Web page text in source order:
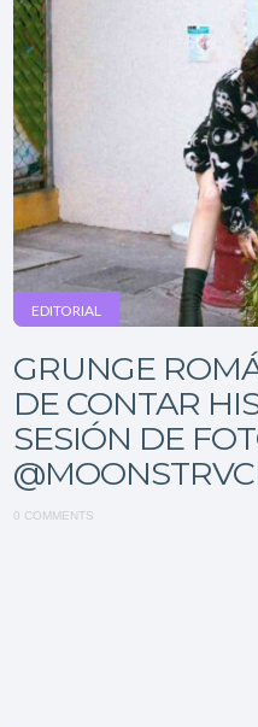
EDITORIAL
GRUNGE
DE CONTAR
SESIÓN DE
0 COMMENTS